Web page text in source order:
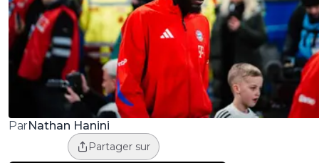
ParNathan Hanini
Partager sur